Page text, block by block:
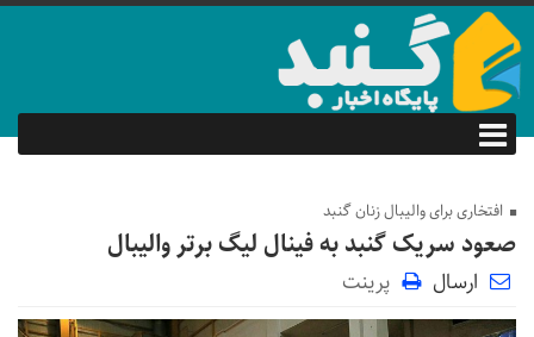
افتخاری برای والیبال زنان گنبد
صعود سریک گنبد به فینال لیگ برتر والیبال
ارسال پرینت